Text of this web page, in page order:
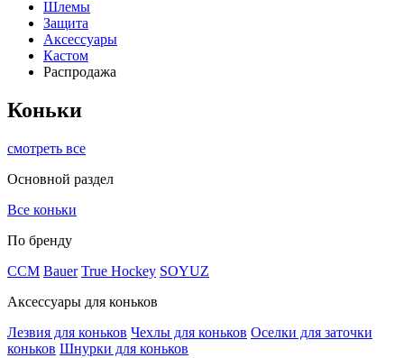
Шлемы
Защита
Аксессуары
Кастом
Распродажа
Коньки
смотреть все
Основной раздел
Все коньки
По бренду
ССМ Bauer True Hockey SOYUZ
Аксессуары для коньков
Лезвия для коньков Чехлы для коньков Оселки для заточки
коньков Шнурки для коньков